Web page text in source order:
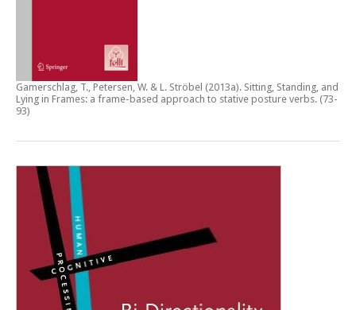
Gamerschlag, T., Petersen, W. & L. Ströbel (2013a). Sitting, Standing, and
Lying in Frames: a frame-based approach to stative posture verbs. (73-
93)